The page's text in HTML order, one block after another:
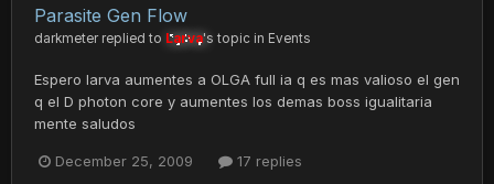
Parasite Gen Flow
darkmeter replied to Larva's topic in Events
Espero larva aumentes a OLGA full ia q es mas valioso el gen
q el D photon core y aumentes los demas boss igualitaria
mente saludos
December 25, 2009 17 replies